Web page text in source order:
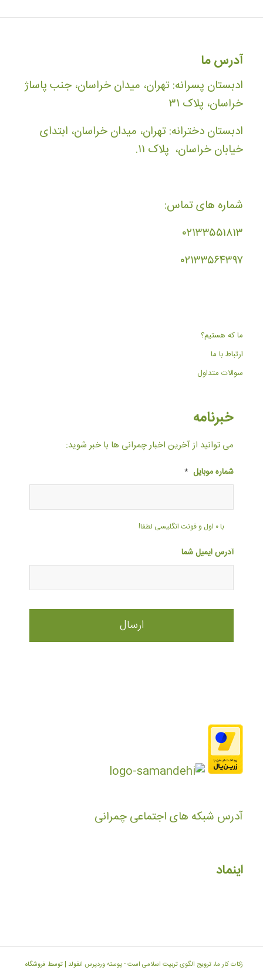
آدرس ما
ادبستان پسرانه: تهران، میدان خراسان، جنب پاساژ
خراسان، پلاک ۳۱
ادبستان دخترانه: تهران، میدان خراسان، ابتدای
خیابان خراسان، پلاک ۱۱.
شماره های تماس:
۰۲۱۳۳۵۵۱۸۱۳
۰۲۱۳۳۵۶۴۳۹۷
ما که هستیم؟
ارتباط با ما
سوالات متداول
خبرنامه
می توانید از آخرین اخبار چمرانی ها با خبر شوید:
شماره موبایل *
با ۰ اول و فونت انگلیسی لطفا!
آدرس ایمیل شما
آدرس شبکه های اجتماعی چمرانی
اینماد
زکات کار ما، ترویج الگوی تربیت اسلامی است -پوسته وردپرس انفولد | توسط فروشگاه